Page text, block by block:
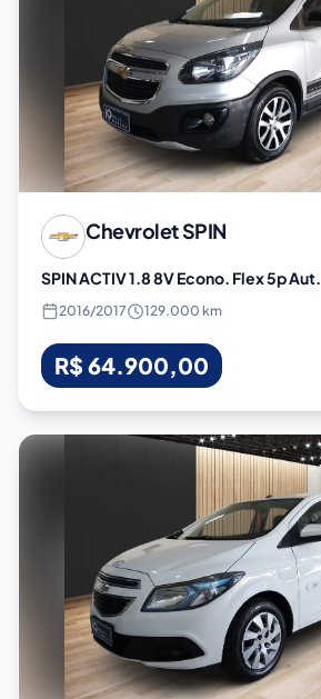
ChevroletSPIN
SPIN ACTIV 1.8 8V Econo. Flex 5p Aut.
2016/2017 129.000 km
R$ 64.900,00